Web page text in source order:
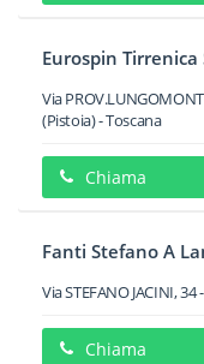
Eurospin
Via
(Pistoia) -Toscana
Chiama
Fanti Stefano A
Via STEFANO JACINI, 34-
Chiama